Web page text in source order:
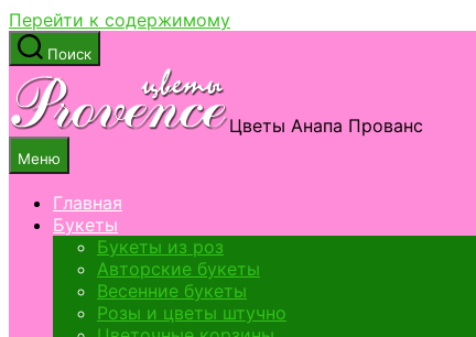
Перейти к содержимому
Поиск
Цветы Анапа Прованс
Меню
Главная
Букеты
Букеты из роз
Авторские букеты
Весенние букеты
Розы и цветы штучно